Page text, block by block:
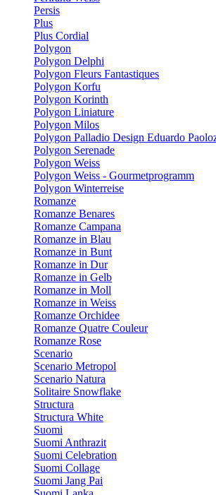
Persis
Plus
Plus Cordial
Polygon
Polygon Delphi
Polygon Fleurs Fantastiques
Polygon Korfu
Polygon Korinth
Polygon Liniature
Polygon Milos
Polygon Palladio Design Eduardo
Polygon Serenade
Polygon Weiss
Polygon Weiss - Gourmetprogramm
Polygon Winterreise
Romanze
Romanze Benares
Romanze Campana
Romanze in Blau
Romanze in Bunt
Romanze in Dur
Romanze in Gelb
Romanze in Moll
Romanze in Weiss
Romanze Orchidee
Romanze Quatre Couleur
Romanze Rose
Scenario
Scenario Metropol
Scenario Natura
Solitaire Snowflake
Structura
Structura White
Suomi
Suomi Anthrazit
Suomi Celebration
Suomi Collage
Suomi Jang Pai